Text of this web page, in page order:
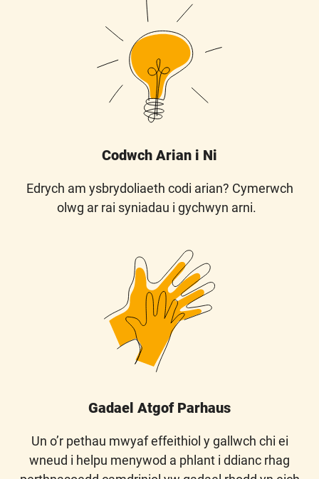
Codwch Arian i Ni
Edrych am ysbrydoliaeth codi arian? Cymerwch
olwg ar rai syniadau i gychwyn arni.
Gadael Atgof Parhaus
Un o’r pethau mwyaf effeithiol y gallwch chi ei
wneud i helpu menywod a phlant i ddianc rhag